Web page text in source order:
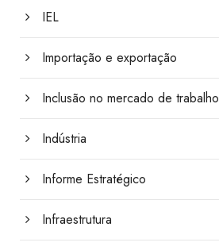
IEL
Importação e exportação
Inclusão no mercado de trabalho
Indústria
Informe Estratégico
Infraestrutura